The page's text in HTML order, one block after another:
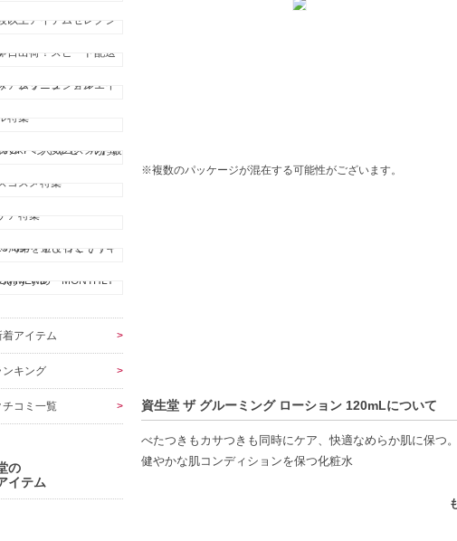
※複数のパッケージが混在する可能性がございます。
資生堂 ザ グルーミング ローション 120mLについて
べたつきもカサつきも同時にケア、快適なめらか肌に保つ。
健やかな肌コンディションを保つ化粧水
着アイテム
ンキング
チコミ一覧
の
イテム